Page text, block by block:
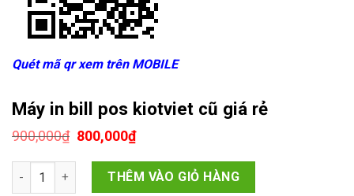
Quét mã qr xem trên MOBILE
Máy in bill pos kiotviet cũ giá rẻ
900,000₫ Giá
900,000₫.
800,000₫Giá
tại
là:
800,000₫.
Máy in bill pos kiotviet cũ giá rẻ số lượng
THÊM VÀO GIỎ HÀNG